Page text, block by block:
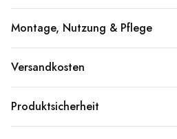
Montage, Nutzung & Pflege
Versandkosten
Produktsicherheit